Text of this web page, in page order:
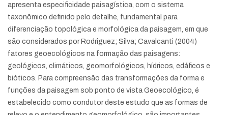
apresenta especificidade paisagística, com o sistema
taxonômico definido pelo detalhe, fundamental para
diferenciação topológica e morfológica da paisagem, em que
são considerados por Rodriguez; Silva; Cavalcanti (2004)
fatores geoecológicos na formação das paisagens:
geológicos, climáticos, geomorfológicos, hídricos, edáficos e
bióticos. Para compreensão das transformações da forma e
funções da paisagem sob ponto de vista Geoecológico, é
estabelecido como condutor deste estudo que as formas de